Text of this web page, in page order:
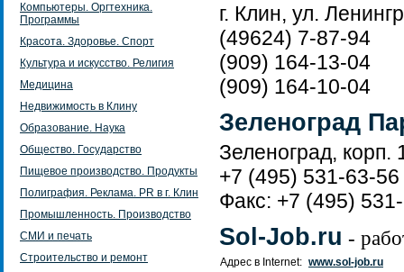
Компьютеры. Оргтехника.
Программы
Красота. Здоровье. Спорт
Культура и искусство. Религия
Медицина
Недвижимость в Клину
Образование. Наука
Общество. Государство
Пищевое производство. Продукты
Полиграфия. Реклама. PR в г. Клин
Промышленность. Производство
СМИ и печать
Строительство и ремонт
г. Клин, ул.
(49624) 7-87-94
(909) 164-13-04
(909) 164-10-04
Зеленоград
Зеленоград, корп.
+7 (495) 531-63-56
Факс: +7 (495)
Sol-Job.ru -
Адрес в Internet: www.sol-job.ru